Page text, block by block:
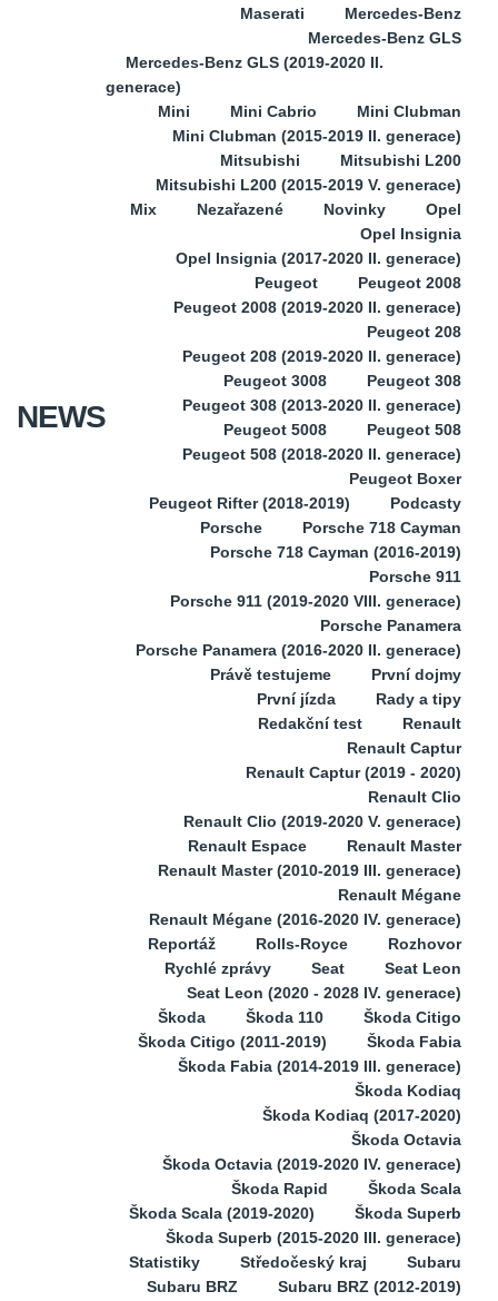
NEWS
Maserati
Mercedes-Benz
Mercedes-Benz GLS
Mercedes-Benz GLS (2019-2020 II.
generace)
Mini
Mini Cabrio
Mini Clubman
Mini Clubman (2015-2019 II. generace)
Mitsubishi
Mitsubishi L200
Mitsubishi L200 (2015-2019 V. generace)
Mix
Nezařazené Novinky
Opel
Opel Insignia
Opel Insignia (2017-2020 II. generace)
Peugeot
Peugeot 2008
Peugeot 2008 (2019-2020 II. generace)
Peugeot 208
Peugeot 208 (2019-2020 II. generace)
Peugeot 3008
Peugeot 308
Peugeot 308 (2013-2020 II. generace)
Peugeot 5008
Peugeot 508
Peugeot 508 (2018-2020 II. generace)
Peugeot Boxer
Peugeot Rifter (2018-2019)
Podcasty
Porsche
Porsche 718 Cayman
Porsche 718 Cayman (2016-2019)
Porsche 911
Porsche 911 (2019-2020 VIII. generace)
Porsche Panamera
Porsche Panamera (2016-2020 II. generace)
Právě testujeme
První dojmy
První jízda
Rady a tipy
Redakční test
Renault
Renault Captur
Renault Captur (2019 - 2020)
Renault Clio
Renault Clio (2019-2020 V. generace)
Renault Espace
Renault Master
Renault Master (2010-2019 III. generace)
Renault Mégane
Renault Mégane (2016-2020 IV. generace)
Reportáž
Rolls-Royce
Rozhovor
Rychlé zprávy
Seat
Seat Leon
Seat Leon (2020 - 2028 IV. generace)
Škoda
Škoda 110
Škoda Citigo
Škoda Citigo (2011-2019)
Škoda Fabia
Škoda Fabia (2014-2019 III. generace)
Škoda Kodiaq
Škoda Kodiaq (2017-2020)
Škoda Octavia
Škoda Octavia (2019-2020 IV. generace)
Škoda Rapid
Škoda Scala
Škoda Scala (2019-2020)
Škoda Superb
Škoda Superb (2015-2020 III. generace)
Statistiky
Středočeský kraj
Subaru
Subaru BRZ
Subaru BRZ (2012-2019)